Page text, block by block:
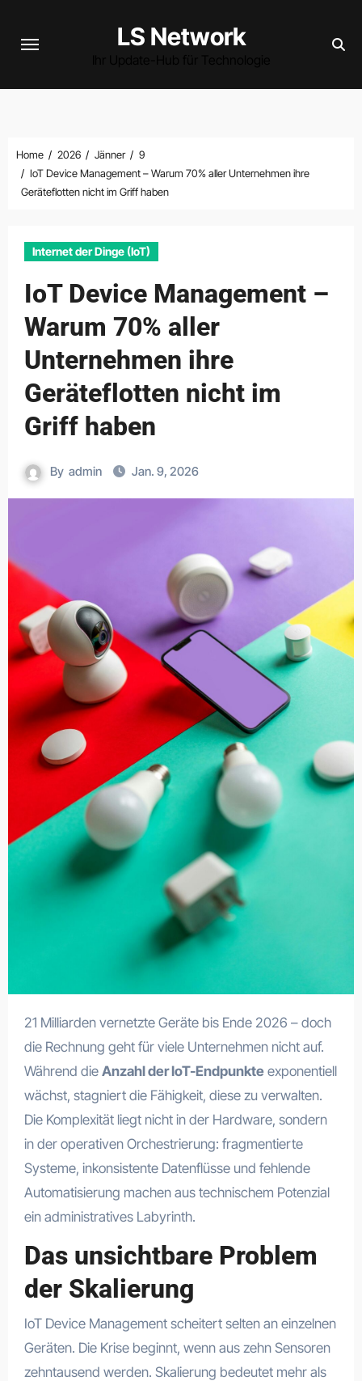
LS Network
Home 2026 Jänner
9
IoT Device Management – Warum 70% aller Unternehmen ihre
Geräteflotten nicht im Griff haben
Internet der Dinge (IoT)
IoT Device Management –
Warum 70% aller
Unternehmen ihre
Geräteflotten nicht im
Griff haben
By admin Jan. 9, 2026
21 Milliarden vernetzte Geräte bis Ende 2026 – doch
die Rechnung geht für viele Unternehmen nicht auf.
Während die Anzahl der IoT-Endpunkteexponentiell
wächst, stagniert die Fähigkeit, diese zu verwalten.
Die Komplexität liegt nicht in der Hardware, sondern
in der operativen Orchestrierung: fragmentierte
Systeme, inkonsistente Datenflüsse und fehlende
Automatisierung machen aus technischem Potenzial
ein administratives Labyrinth.
Das unsichtbare Problem
der Skalierung
IoT Device Management scheitert selten an einzelnen
Geräten. Die Krise beginnt, wenn aus zehn Sensoren
zehntausend werden. Skalierung bedeutet mehr als